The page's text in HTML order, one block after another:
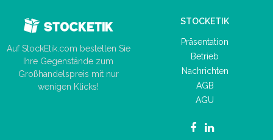
Auf StockEtik.com bestellen Sie
Ihre Gegenstände zum
Großhandelspreis mit nur
wenigen Klicks!
STOCKETIK
Präsentation
Betrieb
Nachrichten
AGB
AGU